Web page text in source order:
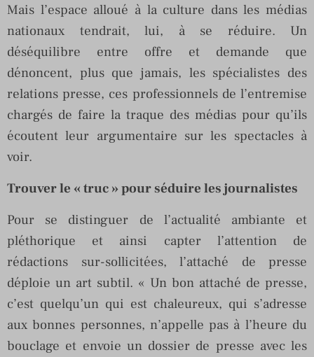
Mais l’espace alloué à la culture dans les médias
nationaux tendrait, lui, à se réduire. Un
déséquilibre entre offre et demande que
dénoncent, plus que jamais, les spécialistes des
relations presse, ces professionnels de l’entremise
chargés de faire la traque des médias pour qu’ils
écoutent leur argumentaire sur les spectacles à
voir.
Trouver le « truc » pour séduire les journalistes
Pour se distinguer de l’actualité ambiante et
pléthorique et ainsi capter l’attention de
rédactions sur-sollicitées, l’attaché de presse
déploie un art subtil. « Un bon attaché de presse,
c’est quelqu’un qui est chaleureux, qui s’adresse
aux bonnes personnes, n’appelle pas à l’heure du
bouclage et envoie un dossier de presse avec les